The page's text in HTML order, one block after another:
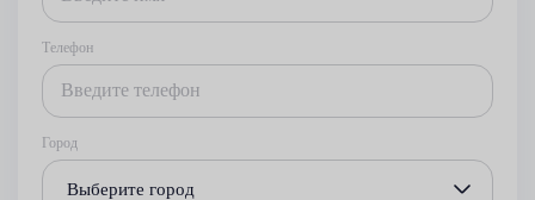
Телефон
Город
Выберите город